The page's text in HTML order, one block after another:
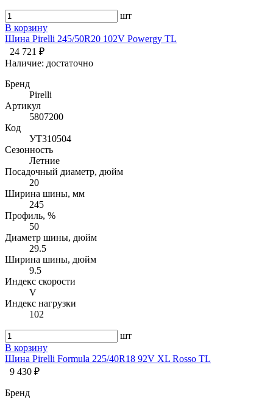
шт
В корзину
Шина Pirelli 245/50R20 102V Powergy TL
24 721 ₽
Наличие: достаточно
Бренд
Pirelli
Артикул
5807200
Код
УТ310504
Сезонность
Летние
Посадочный диаметр, дюйм
20
Ширина шины, мм
245
Профиль, %
50
Диаметр шины, дюйм
29.5
Ширина шины, дюйм
9.5
Индекс скорости
V
Индекс нагрузки
102
шт
В корзину
Шина Pirelli Formula 225/40R18 92V XL Rosso TL
9 430 ₽
Бренд